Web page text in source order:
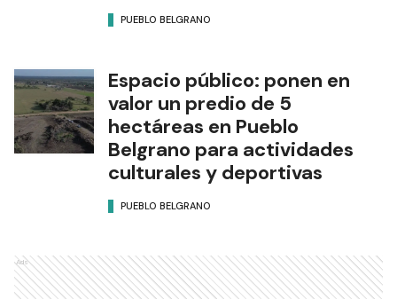
PUEBLO BELGRANO
Espacio público: ponen en
valor un predio de 5
hectáreas en Pueblo
Belgrano para actividades
culturales y deportivas
PUEBLO BELGRANO
Ads